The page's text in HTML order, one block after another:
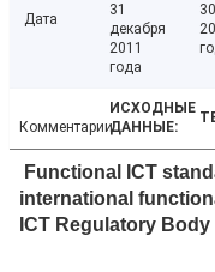
Дата
31
декабря
2011
года
Комментарии
Functional ICT
international
ICT Regulatory Body